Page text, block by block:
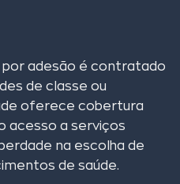
por adesão é contratado
de classe ou
oferece cobertura
acesso a serviços
na escolha de
de saúde.